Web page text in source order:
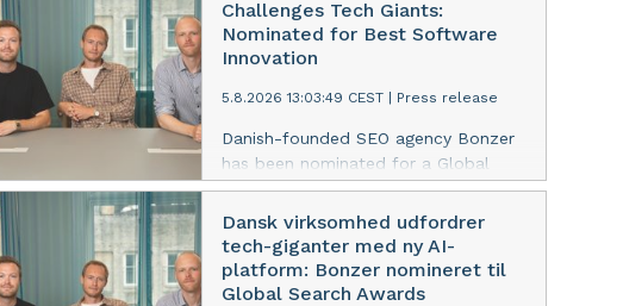
Challenges Tech Giants:
Nominated for Best Software
Innovation
5.8.2026 13:03:49 CEST Press release
Danish-founded SEO agency Bonzer
has been nominated for a Global
Search Award, placing their new
agentic AI platform Morrison
alongside global industry leaders
Semrush and Adobe.
Dansk virksomhed udfordrer
tech-giganter med ny AI-
platform: Bonzer nomineret til
Global Search Awards